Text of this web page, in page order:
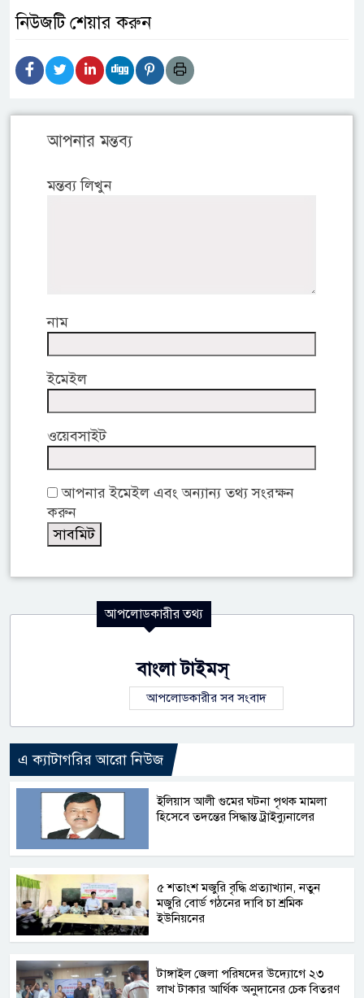
নিউজটি শেয়ার করুন
আপনার মন্তব্য
মন্তব্য লিখুন
নাম
ইমেইল
ওয়েবসাইট
আপনার ইমেইল এবং অন্যান্য তথ্য সংরক্ষন
করুন
আপলোডকারীর তথ্য
বাংলা টাইমস্
আপলোডকারীর সব সংবাদ
এ ক্যাটাগরির আরো নিউজ
ইলিয়াস আলী গুমের ঘটনা পৃথক মামলা
হিসেবে তদন্তের সিদ্ধান্ত ট্রাইব্যুনালের
৫ শতাংশ মজুরি বৃদ্ধি প্রত্যাখ্যান, নতুন
মজুরি বোর্ড গঠনের দাবি চা শ্রমিক
ইউনিয়নের
টাঙ্গাইল জেলা পরিষদের উদ্যোগে ২৩
লাখ টাকার আর্থিক অনুদানের চেক বিতরণ